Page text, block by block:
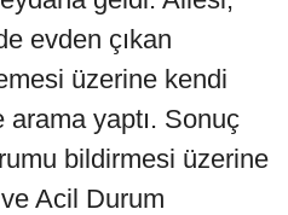
evden çıkan
üzerine kendi
arama yaptı. Sonuç
bildirmesi üzerine
Acil Durum